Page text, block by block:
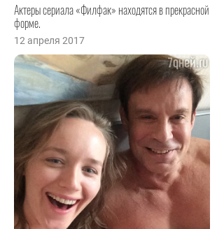
Актеры сериала «Филфак» находятся в прекрасной
форме.
12 апреля 2017